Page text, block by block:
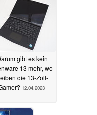
gibt es kein
13 mehr, wo
die 13-Zoll-
12.04.2023